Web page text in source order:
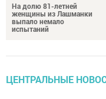
На долю 81-летней
женщины из Лашманки
выпало немало
испытаний
ЦЕНТРАЛЬНЫЕ